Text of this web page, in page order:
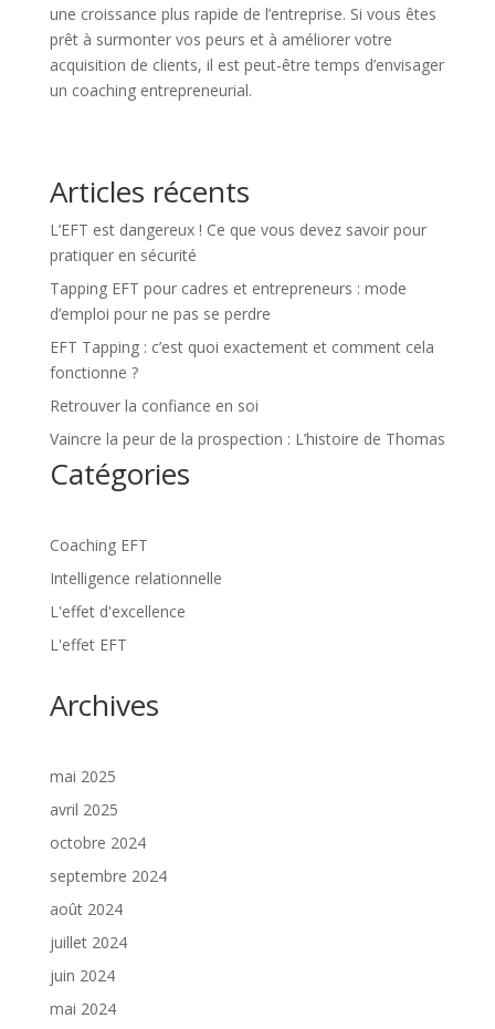
une croissance plus rapide de l’entreprise. Si vous êtes
prêt à surmonter vos peurs et à améliorer votre
acquisition de clients, il est peut-être temps d’envisager
un coaching entrepreneurial.
Articles récents
L’EFT est dangereux ! Ce que vous devez savoir pour
pratiquer en sécurité
Tapping EFT pour cadres et entrepreneurs : mode
d’emploi pour ne pas se perdre
EFT Tapping : c’est quoi exactement et comment cela
fonctionne ?
Retrouver la confiance en soi
Vaincre la peur de la prospection : L’histoire de Thomas
Catégories
Coaching EFT
Intelligence relationnelle
L'effet d'excellence
L'effet EFT
Archives
mai 2025
avril 2025
octobre 2024
septembre 2024
août 2024
juillet 2024
juin 2024
mai 2024